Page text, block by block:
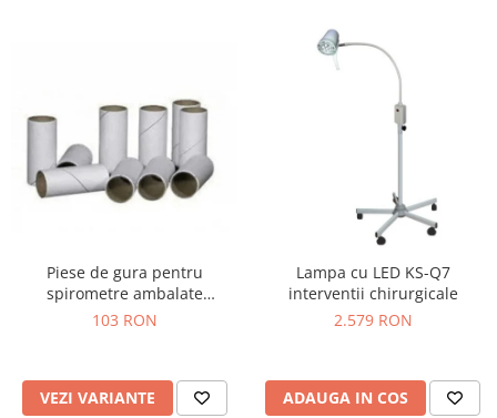
Piese de gura pentru
spirometre ambalate
individual
103 RON
VEZI VARIANTE
Lampa cu LED KS-Q7
interventii chirurgicale
2.579 RON
ADAUGA IN COS